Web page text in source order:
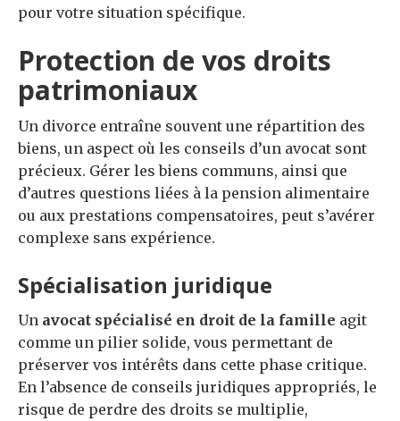
pour votre situation spécifique.
Protection de vos droits
patrimoniaux
Un divorce entraîne souvent une répartition des
biens, un aspect où les conseils d’un avocat sont
précieux. Gérer les biens communs, ainsi que
d’autres questions liées à la pension alimentaire
ou aux prestations compensatoires, peut s’avérer
complexe sans expérience.
Spécialisation juridique
Un avocat spécialisé en droit de la famille agit
comme un pilier solide, vous permettant de
préserver vos intérêts dans cette phase critique.
En l’absence de conseils juridiques appropriés, le
risque de perdre des droits se multiplie,